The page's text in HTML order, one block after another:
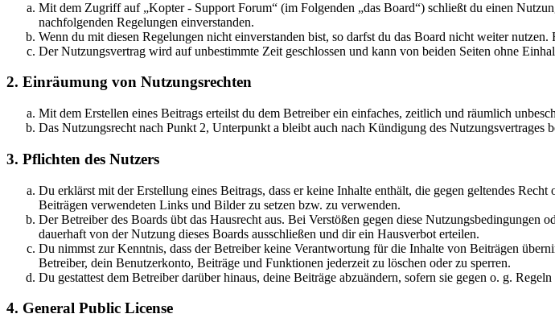
Mit dem Zugriff auf „Kopter - Support Forum“ (im Folgenden „das Board“) schließt du einen
nachfolgenden Regelungen einverstanden.
Wenn du mit diesen Regelungen nicht einverstanden bist, so darfst du das Board nicht weiter
Der Nutzungsvertrag wird auf unbestimmte Zeit geschlossen und kann von beiden Seiten ohne
2. Einräumung von Nutzungsrechten
Mit dem Erstellen eines Beitrags erteilst du dem Betreiber ein einfaches, zeitlich und räumlich
Das Nutzungsrecht nach Punkt 2, Unterpunkt a bleibt auch nach Kündigung des Nutzungsvertrages
3. Pflichten des Nutzers
Du erklärst mit der Erstellung eines Beitrags, dass er keine Inhalte enthält, die gegen geltendes
Beiträgen verwendeten Links und Bilder zu setzen bzw. zu verwenden.
Der Betreiber des Boards übt das Hausrecht aus. Bei Verstößen gegen diese
dauerhaft von der Nutzung dieses Boards ausschließen und dir ein Hausverbot erteilen.
Du nimmst zur Kenntnis, dass der Betreiber keine Verantwortung für die Inhalte von Beiträgen
Betreiber, dein Benutzerkonto, Beiträge und Funktionen jederzeit zu löschen oder zu sperren.
Du gestattest dem Betreiber darüber hinaus, deine Beiträge abzuändern, sofern sie gegen o. g.
4. General Public License